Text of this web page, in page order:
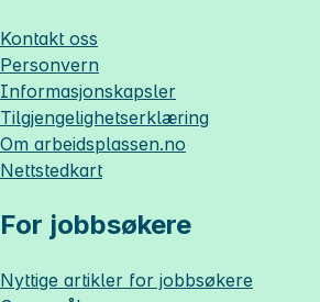
Kontakt oss
Personvern
Informasjonskapsler
Tilgjengelighetserklæring
Om arbeidsplassen.no
Nettstedkart
For jobbsøkere
Nyttige artikler for jobbsøkere